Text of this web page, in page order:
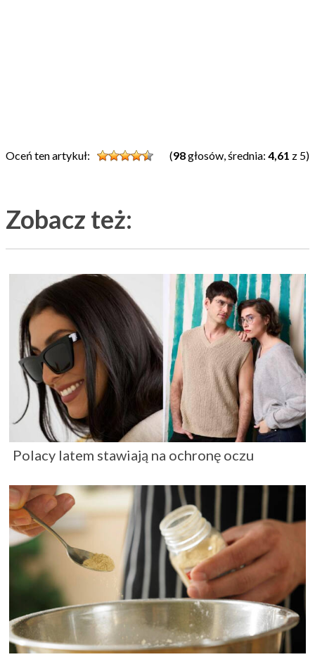
Oceń ten artykuł: (98głosów, średnia: 4,61 z 5)
Zobacz też:
Polacy latem stawiają na ochronę oczu